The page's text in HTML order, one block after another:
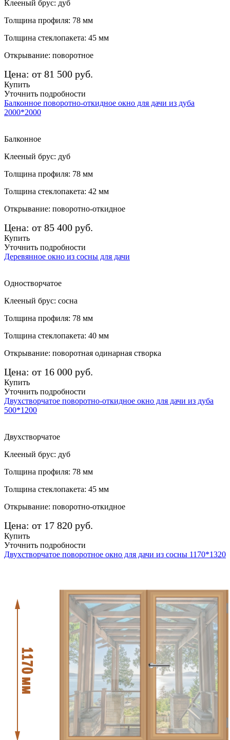
Клееный брус: дуб
Толщина профиля: 78 мм
Толщина стеклопакета: 45 мм
Открывание: поворотное
Цена: от 81 500 руб.
Купить
Уточнить подробности
Балконное поворотно-откидное окно для дачи из дуба
2000*2000
Балконное
Клееный брус: дуб
Толщина профиля: 78 мм
Толщина стеклопакета: 42 мм
Открывание: поворотно-откидное
Цена: от 85 400 руб.
Купить
Уточнить подробности
Деревянное окно из сосны для дачи
Одностворчатое
Клееный брус: сосна
Толщина профиля: 78 мм
Толщина стеклопакета: 40 мм
Открывание: поворотная одинарная створка
Цена: от 16 000 руб.
Купить
Уточнить подробности
Двухстворчатое поворотно-откидное окно для дачи из дуба
500*1200
Двухстворчатое
Клееный брус: дуб
Толщина профиля: 78 мм
Толщина стеклопакета: 45 мм
Открывание: поворотно-откидное
Цена: от 17 820 руб.
Купить
Уточнить подробности
Двухстворчатое поворотное окно для дачи из сосны 1170*1320